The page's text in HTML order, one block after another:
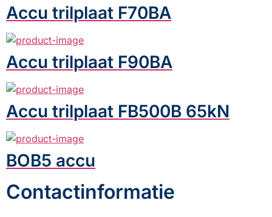
Accu trilplaat F70BA
Accu trilplaat F90BA
Accu trilplaat FB500B 65kN
BOB5 accu
Contactinformatie